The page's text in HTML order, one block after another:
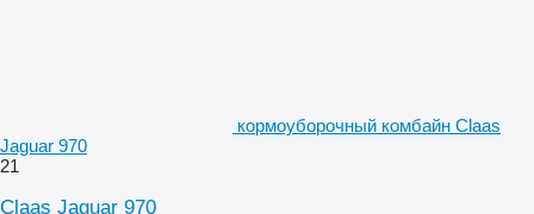
кормоуборочный комбайн Claas
Jaguar 970
21
Claas Jaguar 970